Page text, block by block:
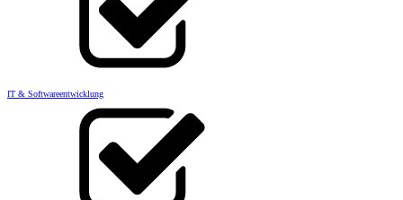
IT & Softwareentwicklung